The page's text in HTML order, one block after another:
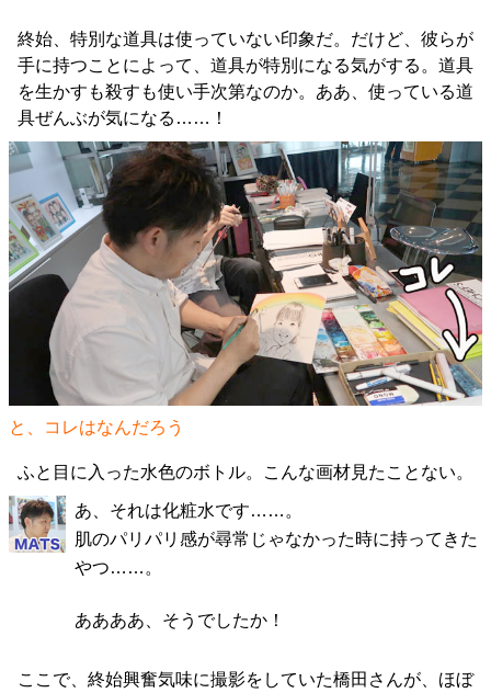
終始、特別な道具は使っていない印象だ。だけど、彼らが
手に持つことによって、道具が特別になる気がする。道具
を生かすも殺すも使い手次第なのか。ああ、使っている道
具ぜんぶが気になる……！
と、コレはなんだろう
ふと目に入った水色のボトル。こんな画材見たことない。
あ、それは化粧水です……。
肌のパリパリ感が尋常じゃなかった時に持ってきた
やつ……。
ああああ、そうでしたか！
ここで、終始興奮気味に撮影をしていた橋田さんが、ほぼ